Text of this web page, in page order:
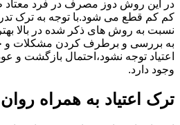
در این روش دوز مصرف در فرد
کم کم قطع می شود.با توجه به ترک
نسبت به روش های ذکر شده در بالا
به بررسی و برطرف کردن مشکلات و
اعتیاد توجه نشود،احتمال بازگشت و
وجود دارد.
ترک اعتیاد به همراه روان